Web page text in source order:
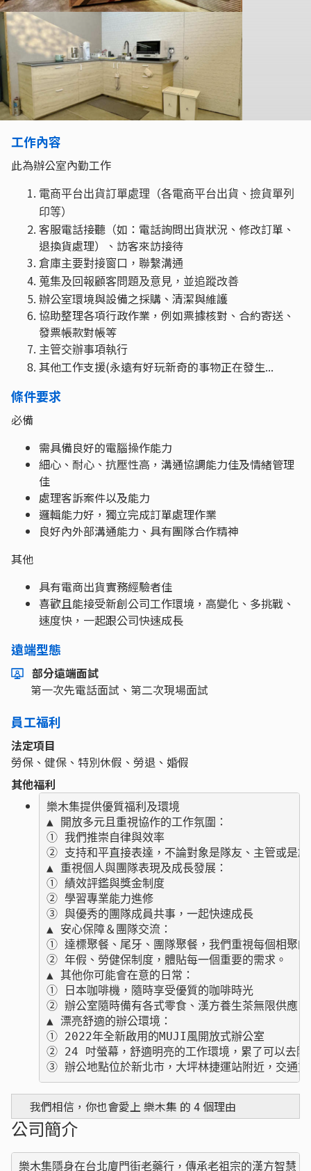
工作內容
此為辦公室內勤工作
電商平台出貨訂單處理（各電商平台出貨、撿貨單列
印等）
客服電話接聽（如：電話詢問出貨狀況、修改訂單、
退換貨處理）、訪客來訪接待
倉庫主要對接窗口，聯繫溝通
蒐集及回報顧客問題及意見，並追蹤改善
辦公室環境與設備之採購、清潔與維護
協助整理各項行政作業，例如票據核對、合約寄送、
發票帳款對帳等
主管交辦事項執行
其他工作支援(永遠有好玩新奇的事物正在發生...
條件要求
必備
需具備良好的電腦操作能力
細心、耐心、抗壓性高，溝通協調能力佳及情緒管理
佳
處理客訴案件以及能力
邏輯能力好，獨立完成訂單處理作業
良好內外部溝通能力、具有團隊合作精神
其他
具有電商出貨實務經驗者佳
喜歡且能接受新創公司工作環境，高變化、多挑戰、
速度快，一起跟公司快速成長
遠端型態
部分遠端面試
第一次先電話面試、第二次現場面試
員工福利
法定項目
勞保、健保、特別休假、勞退、婚假
其他福利
樂木集提供優質福利及環境
▲ 開放多元且重視協作的工作氛圍：
① 我們推崇自律與效率
② 支持和平直接表達，不論對象是隊友、主管或是創
▲ 重視個人與團隊表現及成長發展：
① 績效評鑑與獎金制度
② 學習專業能力進修
③ 與優秀的團隊成員共事，一起快速成長
▲ 安心保障＆團隊交流：
① 達標聚餐、尾牙、團隊聚餐，我們重視每個相聚的
② 年假、勞健保制度，體貼每一個重要的需求。
▲ 其他你可能會在意的日常：
① 日本咖啡機，隨時享受優質的咖啡時光
② 辦公室隨時備有各式零食、漢方養生茶無限供應
▲ 漂亮舒適的辦公環境：
① 2022年全新啟用的MUJI風開放式辦公室
② 24 吋螢幕，舒適明亮的工作環境，累了可以去陽
③ 辦公地點位於新北市，大坪林捷運站附近，交通方
我們相信，你也會愛上 樂木集 的 4 個理由
公司簡介
樂木集隱⾝在台北廈⾨街老藥行，傳承老祖宗的漢方智慧